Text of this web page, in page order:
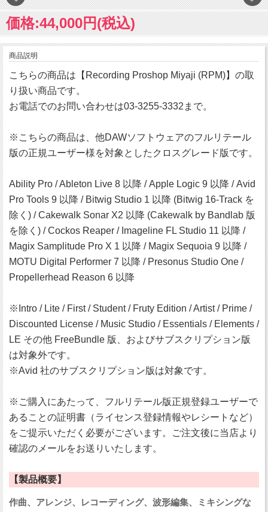
価格:44,000円(税込)
商品説明
こちらの商品は【Recording Proshop Miyaji (RPM)】の取
り扱い商品です。
お電話でのお問い合わせは03-3255-3332まで。
※こちらの商品は、他DAWソフトウェアのフルリテール
版の正規ユーザー様を対象としたクロスグレード版です。
Ability Pro / Ableton Live 8 以降 / Apple Logic 9 以降 / Avid
Pro Tools 9 以降 / Bitwig Studio 1 以降 (Bitwig 16-Track を
除く) / Cakewalk Sonar X2 以降 (Cakewalk by Bandlab 版
を除く) / Cockos Reaper / Imageline FL Studio 11 以降 /
Magix Samplitude Pro X 1 以降 / Magix Sequoia 9 以降 /
MOTU Digital Performer 7 以降 / Presonus Studio One /
Propellerhead Reason 6 以降
※Intro / Lite / First / Student / Fruty Edition / Artist / Prime /
Discounted License / Music Studio / Essentials / Elements /
LE その他 FreeBundle 版、およびサブスクリプション版
は対象外です。
※Avid 社のサブスクリプション版は対象です。
※ご購入にあたって、フルリテール版正規登録ユーザーで
あることの証明書（ライセンス登録情報やレシートなど）
をご提示いただく必要がございます。ご注文後に当店より
確認のメールをお送りいたします。
【製品概要】
作曲、アレンジ、レコーディング、波形編集、ミキシングな